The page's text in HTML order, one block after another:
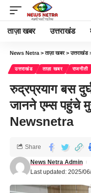
ताज़ा खबर उत्तराखंड
News Netra >ताज़ा खबर>उत्तराखंड
उत्तराखंड ताज़ा खबर राजनीती
रुद्रप्रयाग बस
जानने एम्स पहुंचे
Newsnetra
Last updated: 2025/
News Netra Admin
Share